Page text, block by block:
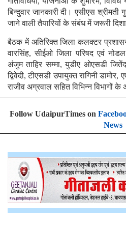
बिन्दुवार जानकारी दी। एसीएस
जाने वाली तैयारियों के संबंध में जरूरी
बैठक में अतिरिक्त जिला कलक्टर प्रशासन
वारसिंह, सीईओ जिला परिषद एवं
अंजुम ताहिर सम्मा, युडीए ओएसडी
द्विवेदी, टीएसडी उपायुक्त रागिनी
राजीव अग्रवाल सहित विभिन्न विभागों
Follow UdaipurTimes on
News